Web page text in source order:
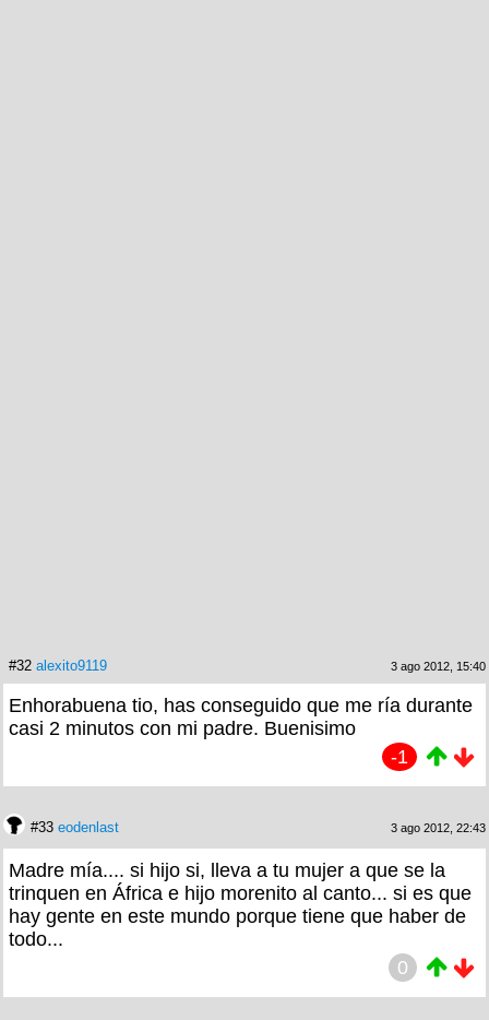
#32 alexito9119 3 ago 2012, 15:40
Enhorabuena tio, has conseguido que me ría durante
casi 2 minutos con mi padre. Buenisimo
-1
#33 eodenlast 3 ago 2012, 22:43
Madre mía.... si hijo si, lleva a tu mujer a que se la
trinquen en África e hijo morenito al canto... si es que
hay gente en este mundo porque tiene que haber de
todo...
0